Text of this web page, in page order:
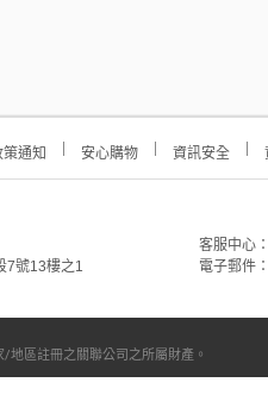
通知 安心購物 資訊安全
7號13樓之1
客服中心
電子郵件：
區註冊之關聯公司之所屬財產。